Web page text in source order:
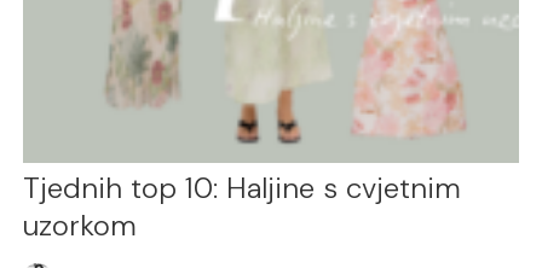
Tjednih top 10: Haljine s cvjetnim
uzorkom